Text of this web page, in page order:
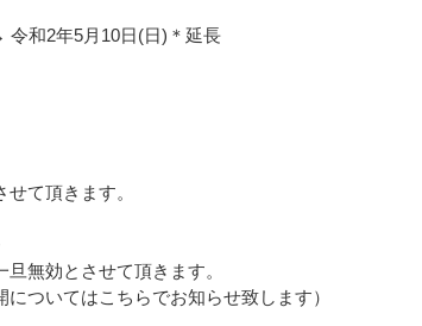
令和2年5月10日(日)＊延長
て頂きます。
無効とさせて頂きます。
ついてはこちらでお知らせ致します）